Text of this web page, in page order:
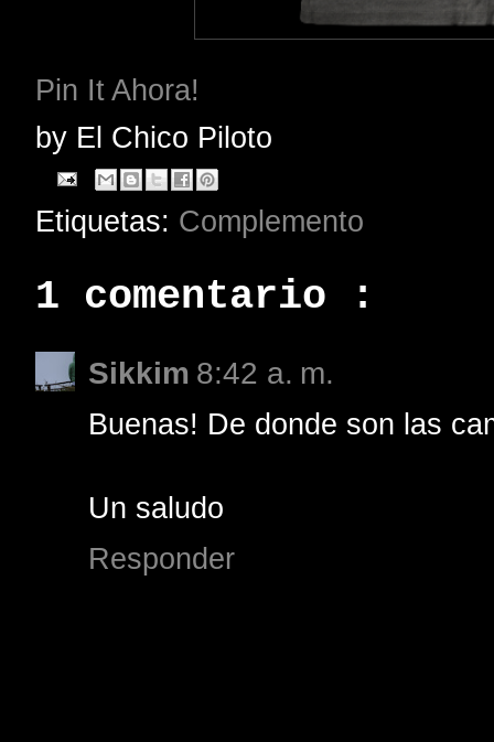
Pin It Ahora!
by El Chico Piloto
Etiquetas: Complemento
1 comentario :
Sikkim 8:42 a. m.
Buenas! De donde son las
Un saludo
Responder